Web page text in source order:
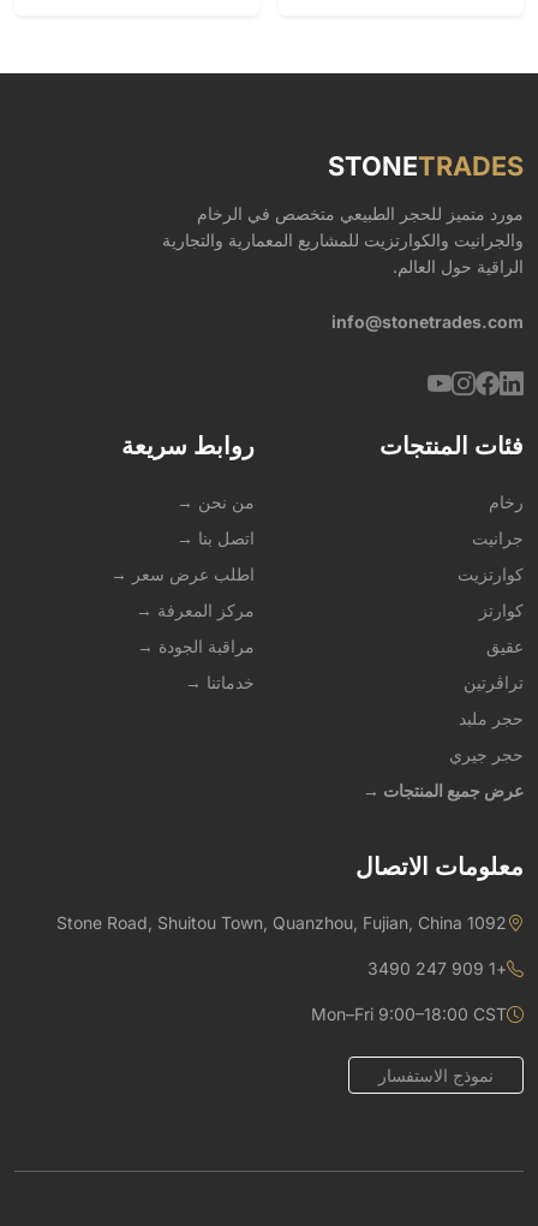
STONETRADES
مورد متميز للحجر الطبيعي متخصص في الرخام
والجرانيت والكوارتزيت للمشاريع المعمارية والتجارية
الراقية حول العالم.
info@stonetrades.com
فئات المنتجات
رخام
جرانيت
كوارتزيت
كوارتز
عقيق
تراڤرتين
حجر ملبد
حجر جيري
عرض جميع المنتجات →
روابط سريعة
من نحن →
اتصل بنا →
اطلب عرض سعر →
مركز المعرفة →
مراقبة الجودة →
خدماتنا →
معلومات الاتصال
1092 Stone Road, Shuitou Town, Quanzhou, Fujian, China
+1 909 247 3490
Mon–Fri 9:00–18:00 CST
نموذج الاستفسار